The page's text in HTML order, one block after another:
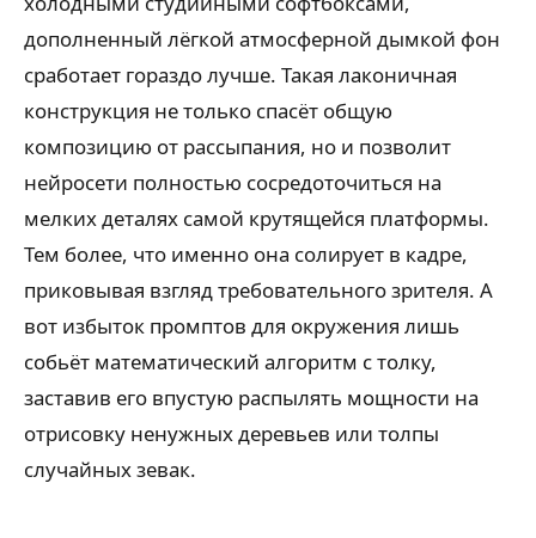
дополненный лёгкой атмосферной дымкой фон
сработает гораздо лучше. Такая лаконичная
конструкция не только спасёт общую
композицию от рассыпания, но и позволит
нейросети полностью сосредоточиться на
мелких деталях самой крутящейся платформы.
Тем более, что именно она солирует в кадре,
приковывая взгляд требовательного зрителя. А
вот избыток промптов для окружения лишь
собьёт математический алгоритм с толку,
заставив его впустую распылять мощности на
отрисовку ненужных деревьев или толпы
случайных зевак.